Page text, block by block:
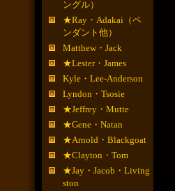
ングル）
★Ray・Adakai（ペ
ンダント他）
Matthew・Jack
★Lester・James
Kyle・Lee-Anderson
Lyndon・Tsosie
★Jeffrey・Mutte
★Gene・Natan
★Arnold・Blackgoat
★Clayton・Tom
★Jay・Jacob・Living
ston